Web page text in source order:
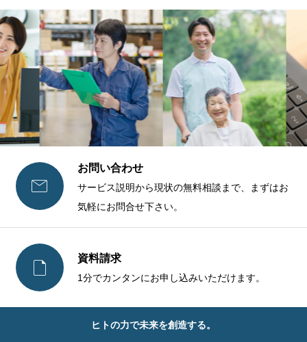

お問い合わせ
サービス説明から現状の無料相談まで、まずはお
気軽にお問合せ下さい。
 資料請求
1分でカンタンにお申し込みいただけます。
ヒトの力で未来を創造する。